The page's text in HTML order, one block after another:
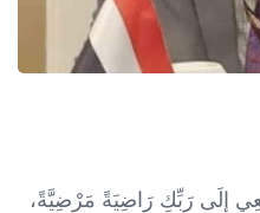
إِلَى رَبِّكِ رَاضِيَةً مَرْضِيَّةً،